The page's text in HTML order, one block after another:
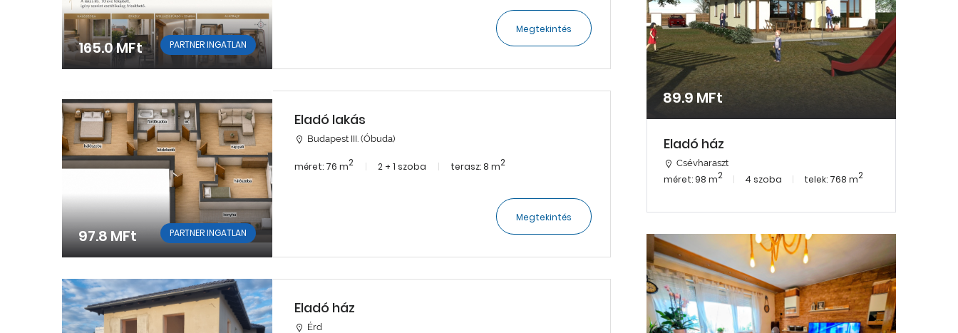
165.0 MFt PARTNER INGATLAN
Megtekintés
97.8 MFt PARTNER INGATLAN
Eladó lakás
Budapest III. (Óbuda)
méret: 76 m2 2 + 1 szoba terasz: 8 m2
Megtekintés
Eladó ház
Érd
89.9 MFt
Eladó ház
Csévharaszt
méret: 98 m2 4 szoba telek: 768 m2